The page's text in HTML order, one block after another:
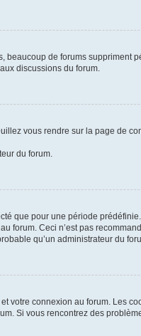
de forums suppriment
discussions du forum.
vous rendre sur la page de
du forum.
que pour une période
forum. Ceci n’est pas
qu’un administrateur du
votre connexion au forum. Les
Si vous rencontrez des